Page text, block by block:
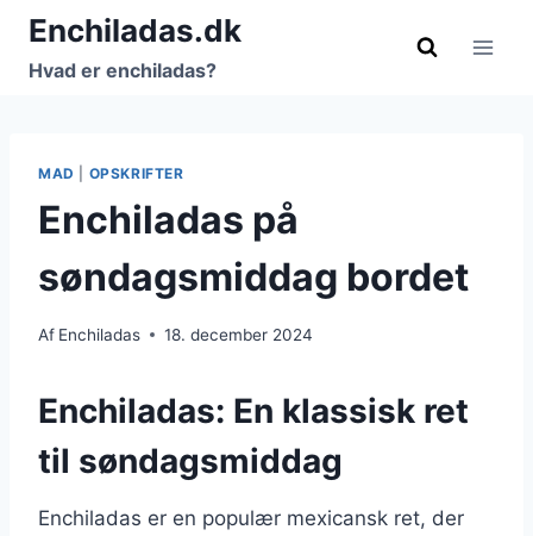
Fortsæt
indhold
Enchiladas.dk
Hvad er enchiladas?
MAD OPSKRIFTER
Enchiladas på
søndagsmiddag bordet
Af Enchiladas 18. december 2024
Enchiladas: En klassisk ret
til søndagsmiddag
Enchiladas er en populær mexicansk ret, der